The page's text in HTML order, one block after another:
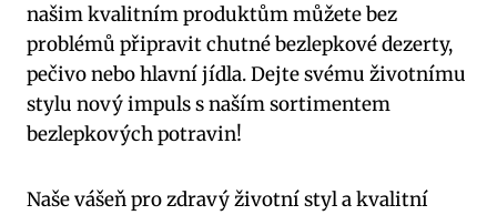
našim kvalitním produktům můžete bez
problémů připravit chutné bezlepkové dezerty,
pečivo nebo hlavní jídla. Dejte svému životnímu
stylu nový impuls s naším sortimentem
bezlepkových potravin!
Naše vášeň pro zdravý životní styl a kvalitní